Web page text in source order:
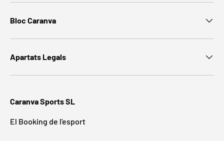
Bloc Caranva
Apartats Legals
Caranva Sports SL
El Booking de l'esport